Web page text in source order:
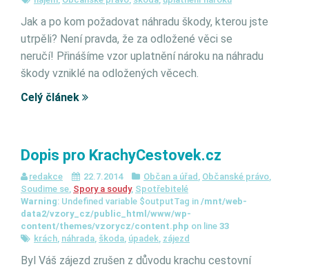
Jak a po kom požadovat náhradu škody, kterou jste
utrpěli? Není pravda, že za odložené věci se
neručí! Přinášíme vzor uplatnění nároku na náhradu
škody vzniklé na odložených věcech.
Celý článek
Dopis pro KrachyCestovek.cz
redakce 22.7.2014 Občan a úřad , Občanské právo,
Soudime se, Spory a soudy, Spotřebitelé
Warning: Undefined variable $outputTag in /mnt/web-
data2/vzory_cz/public_html/www/wp-
content/themes/vzorycz/content.php on line 33
krách, náhrada, škoda, úpadek, zájezd
Byl Váš zájezd zrušen z důvodu krachu cestovní